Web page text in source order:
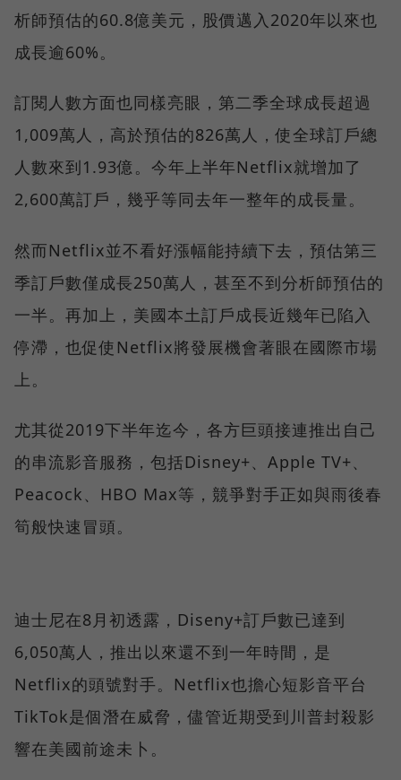
析師預估的60.8億美元，股價邁入2020年以來也
成長逾60%。
訂閱人數方面也同樣亮眼，第二季全球成長超過
1,009萬人，高於預估的826萬人，使全球訂戶總
人數來到1.93億。今年上半年Netflix就增加了
2,600萬訂戶，幾乎等同去年一整年的成長量。
然而Netflix並不看好漲幅能持續下去，預估第三
季訂戶數僅成長250萬人，甚至不到分析師預估的
一半。再加上，美國本土訂戶成長近幾年已陷入
停滯，也促使Netflix將發展機會著眼在國際市場
上。
尤其從2019下半年迄今，各方巨頭接連推出自己
的串流影音服務，包括Disney+、Apple TV+、
Peacock、HBO Max等，競爭對手正如與雨後春
筍般快速冒頭。
迪士尼在8月初透露，Diseny+訂戶數已達到
6,050萬人，推出以來還不到一年時間，是
Netflix的頭號對手。Netflix也擔心短影音平台
TikTok是個潛在威脅，儘管近期受到川普封殺影
響在美國前途未卜。